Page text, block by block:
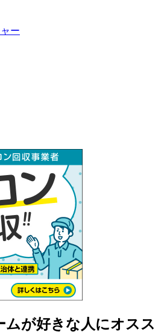
ー
ムが好きな人にオスス